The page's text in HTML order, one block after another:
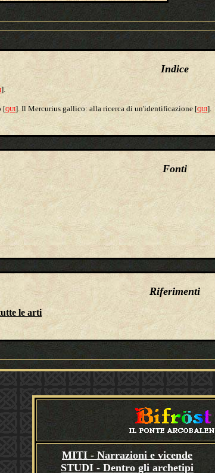
Indice
].
[QUI]. Il Mercurius gallico: alla ricerca di un'identificazione [QUI].
Fonti
Riferimenti
le arti
MITI - Narrazioni e vicende
STUDI - Dentro gli archetipi